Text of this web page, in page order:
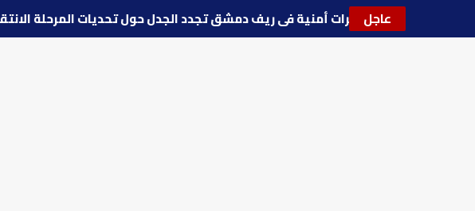
عاجل 🔵توترات أمنية في ريف دمشق تجدد الجدل حول تحديات المرحلة